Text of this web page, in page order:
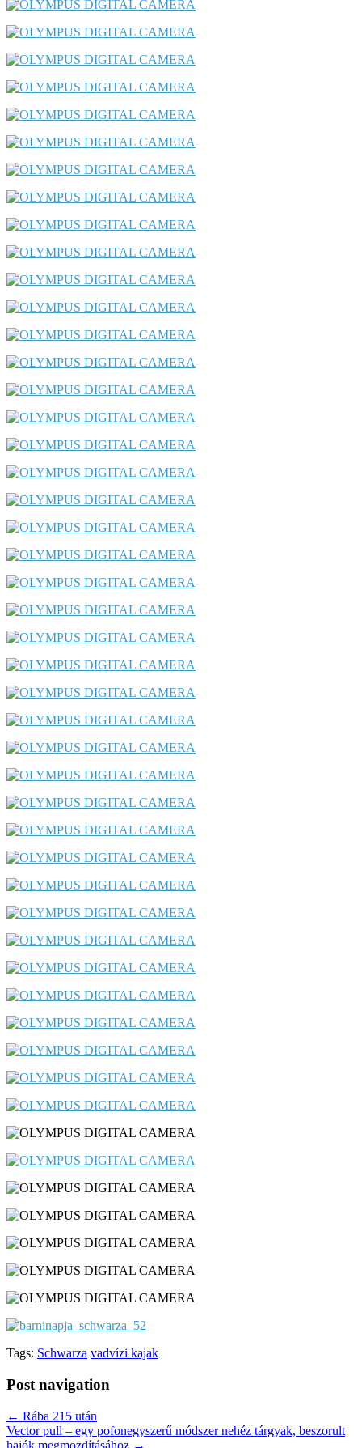
Tags: Schwarza vadvízi kajak
Post navigation
← Rába 215 után
Vector pull – egy pofonegyszerű módszer nehéz tárgyak, beszorult
hajók megmozdításához →